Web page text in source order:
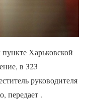
Харьковской
в 323
руководителя
передает .